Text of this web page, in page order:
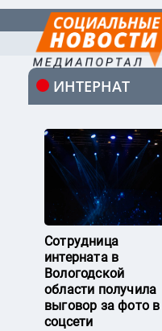
ИНТЕРНАТ
Сотрудница
интерната в
Вологодской
области получила
выговор за фото в
соцсети